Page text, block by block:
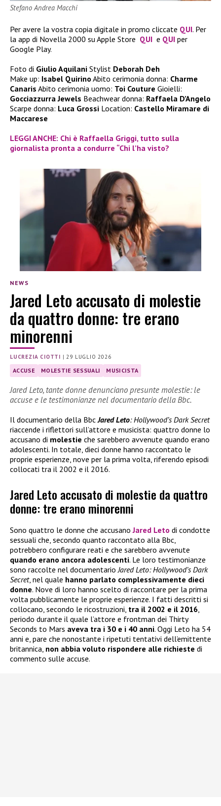
Stefano Andrea Macchi
Per avere la vostra copia digitale in promo cliccate QUI. Per
la app di Novella 2000 su Apple Store QUI e QUI per
Google Play.
Foto di Giulio Aquilani Stylist Deborah Deh
Make up: Isabel Quirino Abito cerimonia donna: Charme
Canaris Abito cerimonia uomo: Toi Couture Gioielli:
Gocciazzurra Jewels Beachwear donna: Raffaela D’Angelo
Scarpe donna: Luca Grossi Location: Castello Miramare di
Maccarese
LEGGI ANCHE: Chi è Raffaella Griggi, tutto sulla
giornalista pronta a condurre “Chi l’ha visto?
NEWS
Jared Leto accusato di molestie
da quattro donne: tre erano
minorenni
LUCREZIA CIOTTI | 29 LUGLIO 2026
ACCUSE MOLESTIE SESSUALI MUSICISTA
Jared Leto, tante donne denunciano presunte molestie: le
accuse e le testimonianze nel documentario della Bbc.
Il documentario della BbcJared Leto: Hollywood’s Dark Secret
riaccende i riflettori sull’attore e musicista: quattro donne lo
accusano di molestie che sarebbero avvenute quando erano
adolescenti. In totale, dieci donne hanno raccontato le
proprie esperienze, nove per la prima volta, riferendo episodi
collocati tra il 2002 e il 2016.
Jared Leto accusato di molestie da quattro
donne: tre erano minorenni
Sono quattro le donne che accusanoJared Leto di condotte
sessuali che, secondo quanto raccontato alla Bbc,
potrebbero configurare reati e che sarebbero avvenute
quando erano ancora adolescenti. Le loro testimonianze
sono raccolte nel documentario Jared Leto: Hollywood’s Dark
Secret, nel quale hanno parlato complessivamente dieci
donne. Nove di loro hanno scelto di raccontare per la prima
volta pubblicamente le proprie esperienze. I fatti descritti si
collocano, secondo le ricostruzioni, tra il 2002 e il 2016
periodo durante il quale l’attore e frontman dei Thirty
Seconds to Mars aveva tra i 30 e i 40 anni. Oggi Leto ha 54
anni e, pare che nonostante i ripetuti tentativi dell’emittente
britannica, non abbia voluto rispondere alle richieste di
commento sulle accuse.